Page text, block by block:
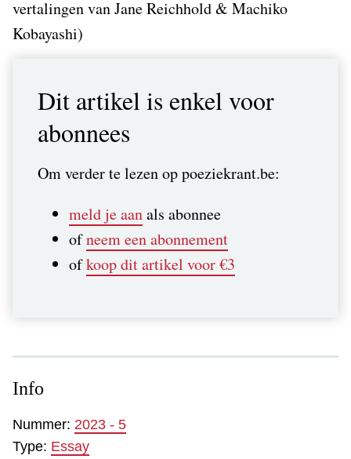
vertalingen van Jane Reichhold & Machiko
Kobayashi)
Dit artikel is enkel voor
abonnees
Om verder te lezen op poeziekrant.be:
meld je aanals abonnee
ofneem een abonnement
ofkoop dit artikel voor €3
Info
Nummer: 2023 - 5
Type: Essay